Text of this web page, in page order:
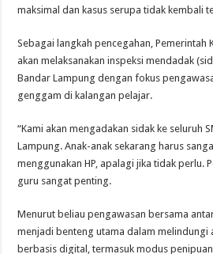
maksimal dan kasus serupa tidak kembali
Sebagai langkah pencegahan, Pemerintah
akan melaksanakan inspeksi mendadak
Bandar Lampung dengan fokus
genggam di kalangan pelajar.
“Kami akan mengadakan sidak ke seluruh
Lampung. Anak-anak sekarang harus
menggunakan HP, apalagi jika tidak perlu.
guru sangat penting.
Menurut beliau pengawasan bersama
menjadi benteng utama dalam melindungi
berbasis digital, termasuk modus